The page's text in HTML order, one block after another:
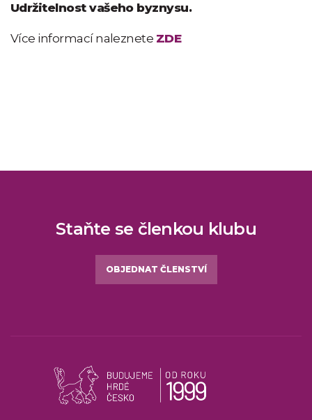
Udržitelnost vašeho byznysu.
Více informací naleznete ZDE
Staňte se členkou klubu
OBJEDNAT ČLENSTVÍ